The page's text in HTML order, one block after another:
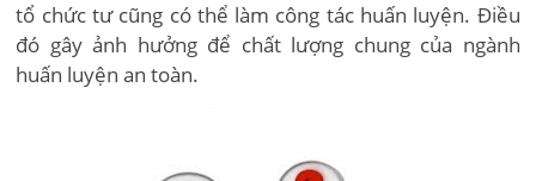
tổ chức tư cũng có thể làm công tác huấn luyện. Điều
đó gây ảnh hưởng để chất lượng chung của ngành
huấn luyện an toàn.